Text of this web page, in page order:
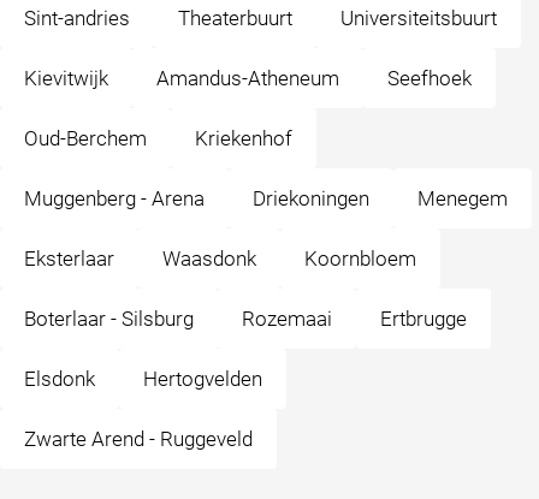
Sint-andries Theaterbuurt Universiteitsbuurt
Kievitwijk Amandus-Atheneum Seefhoek
Oud-Berchem Kriekenhof
Muggenberg - Arena Driekoningen Menegem
Eksterlaar Waasdonk Koornbloem
Boterlaar - Silsburg Rozemaai Ertbrugge
Elsdonk Hertogvelden
Zwarte Arend - Ruggeveld